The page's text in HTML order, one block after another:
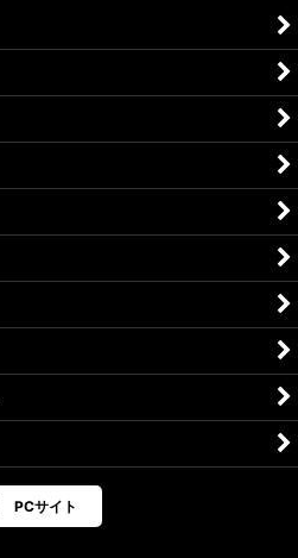
PCサイト